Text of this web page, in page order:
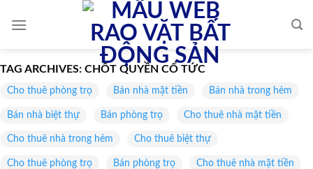
TAG ARCHIVES: CHỐT QUYỀN CỔ TỨC
Cho thuê phòng trọ Bán nhà mặt tiền Bán nhà trong hẻm
Bán nhà biệt thự Bán phòng trọ Cho thuê nhà mặt tiền
Cho thuê nhà trong hẻm Cho thuê biệt thự
Cho thuê phòng trọ Bán phòng trọ Cho thuê nhà mặt tiền